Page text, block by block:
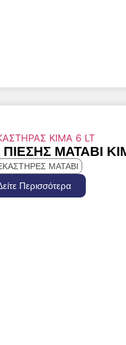
MATABI
MATABI
Περισσότερα